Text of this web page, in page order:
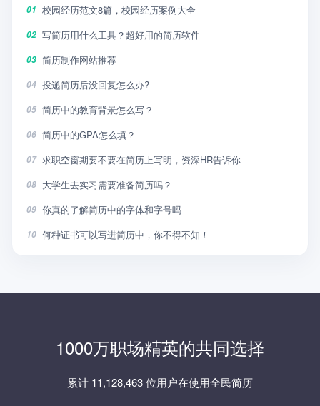
01 校园经历范文8篇，校园经历案例大全
02 写简历用什么工具？超好用的简历软件
03 简历制作网站推荐
04 投递简历后没回复怎么办?
05 简历中的教育背景怎么写？
06 简历中的GPA怎么填？
07 求职空窗期要不要在简历上写明，资深HR告诉你
08 大学生去实习需要准备简历吗？
09 你真的了解简历中的字体和字号吗
10 何种证书可以写进简历中，你不得不知！
1000万职场精英的共同选择
累计 11,128,463 位用户在使用全民简历